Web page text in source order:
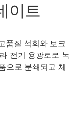
이트
품질 석회와 보크
전기 용광로로 녹
으로 분쇄되고 체